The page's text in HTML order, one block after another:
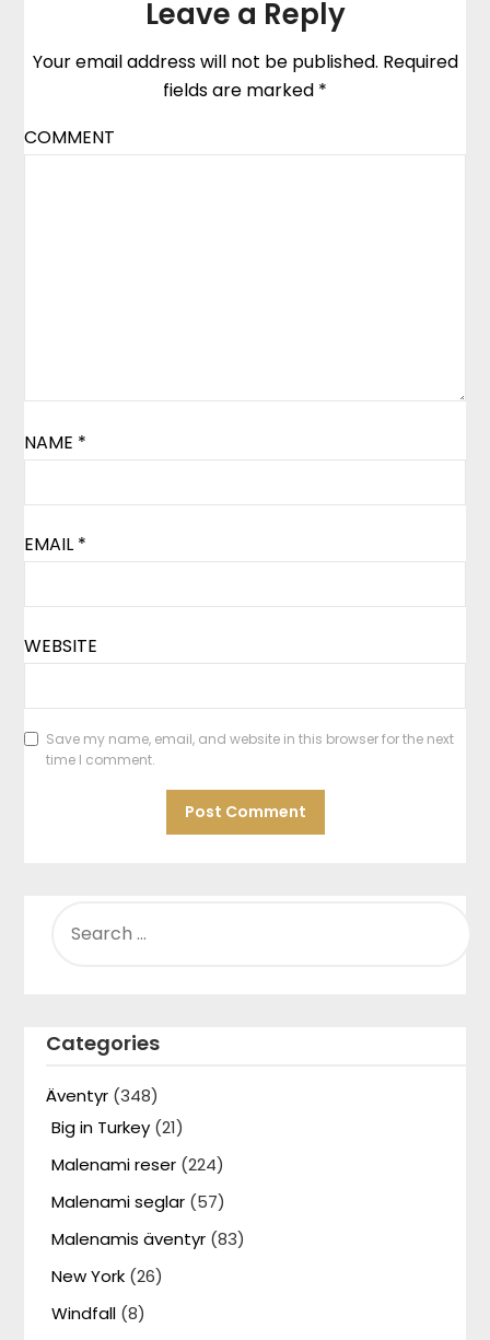
Leave a Reply
Your email address will not be published. Required
fields are marked *
COMMENT
NAME *
EMAIL *
WEBSITE
Save my name, email, and website in this browser for the next
time I comment.
FOR:
Categories
Äventyr (348)
Big in Turkey (21)
Malenami reser (224)
Malenami seglar (57)
Malenamis äventyr (83)
New York (26)
Windfall (8)